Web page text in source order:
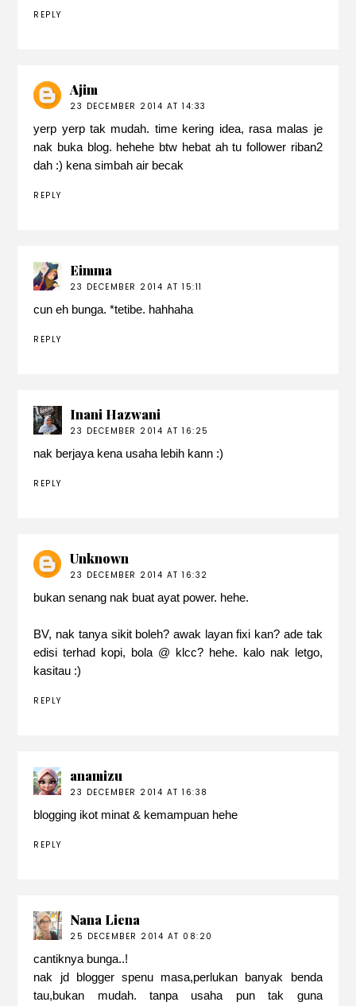
REPLY
Ajim
23 DECEMBER 2014 AT 14:33
yerp yerp tak mudah. time kering idea, rasa malas je
nak buka blog. hehehe btw hebat ah tu follower riban2
dah :) kena simbah air becak
REPLY
Eimma
23 DECEMBER 2014 AT 15:11
cun eh bunga. *tetibe. hahhaha
REPLY
Inani Hazwani
23 DECEMBER 2014 AT 16:25
nak berjaya kena usaha lebih kann :)
REPLY
Unknown
23 DECEMBER 2014 AT 16:32
bukan senang nak buat ayat power. hehe.
BV, nak tanya sikit boleh? awak layan fixi kan? ade tak
edisi terhad kopi, bola @ klcc? hehe. kalo nak letgo,
kasitau :)
REPLY
anamizu
23 DECEMBER 2014 AT 16:38
blogging ikot minat & kemampuan hehe
REPLY
Nana Liena
25 DECEMBER 2014 AT 08:20
cantiknya bunga..!
nak jd blogger spenu masa,perlukan banyak benda
tau,bukan mudah. tanpa usaha pun tak guna